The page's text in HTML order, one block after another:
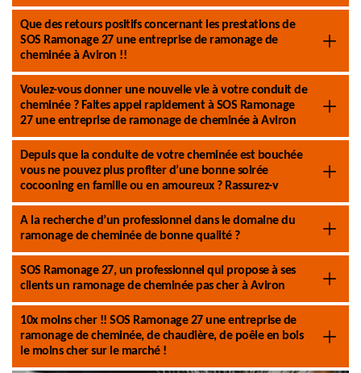
Que des retours positifs concernant les prestations de
SOS Ramonage 27 une entreprise de ramonage de
cheminée à Aviron !!
Voulez-vous donner une nouvelle vie à votre conduit de
cheminée ? Faites appel rapidement à SOS Ramonage
27 une entreprise de ramonage de cheminée à Aviron
Depuis que la conduite de votre cheminée est bouchée
vous ne pouvez plus profiter d’une bonne soirée
cocooning en famille ou en amoureux ? Rassurez-v
A la recherche d’un professionnel dans le domaine du
ramonage de cheminée de bonne qualité ?
SOS Ramonage 27, un professionnel qui propose à ses
clients un ramonage de cheminée pas cher à Aviron
10x moins cher !! SOS Ramonage 27 une entreprise de
ramonage de cheminée, de chaudière, de poêle en bois
le moins cher sur le marché !